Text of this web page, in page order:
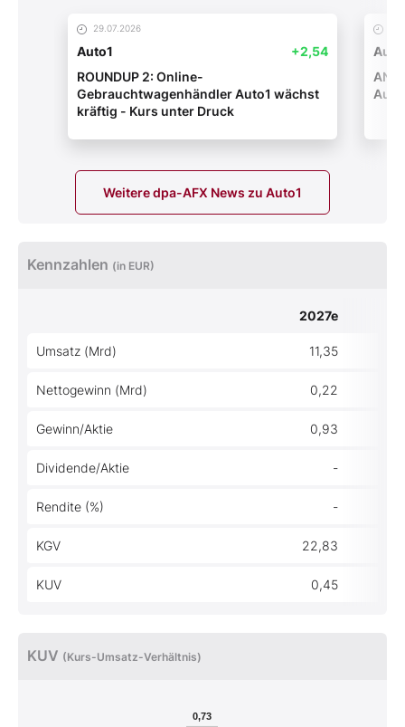
29.07.2026
Auto1
+2,54
ROUNDUP 2: Online-
Gebrauchtwagenhändler Auto1 wächst
kräftig - Kurs unter Druck
Weitere dpa-AFX News zu Auto1
Kennzahlen (in EUR)
2027e
Umsatz (Mrd) 11,35
Nettogewinn (Mrd) 0,22
Gewinn/Aktie 0,93
Dividende/Aktie -
Rendite (%) -
KGV 22,83
KUV 0,45
KUV (Kurs-Umsatz-Verhältnis)
0,73